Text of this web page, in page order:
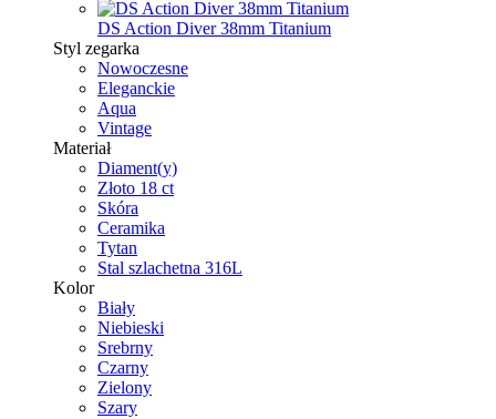
DS Action Diver 38mm Titanium
Styl zegarka
Nowoczesne
Eleganckie
Aqua
Vintage
Materiał
Diament(y)
Złoto 18 ct
Skóra
Ceramika
Tytan
Stal szlachetna 316L
Kolor
Biały
Niebieski
Srebrny
Czarny
Zielony
Szary